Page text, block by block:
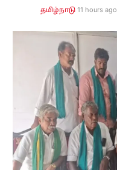
தமிழ்நாடு 11 hours ago